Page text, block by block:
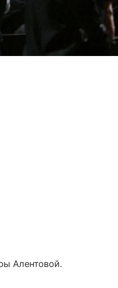
Алентовой.